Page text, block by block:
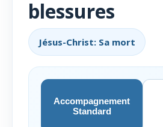
blessures
Jésus-Christ: Sa mort
Accompagnement
Standard